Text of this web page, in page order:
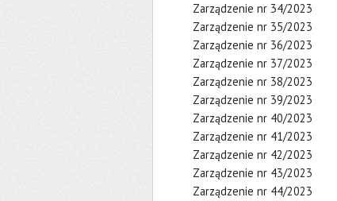
Zarządzenie nr 34/2023
Zarządzenie nr 35/2023
Zarządzenie nr 36/2023
Zarządzenie nr 37/2023
Zarządzenie nr 38/2023
Zarządzenie nr 39/2023
Zarządzenie nr 40/2023
Zarządzenie nr 41/2023
Zarządzenie nr 42/2023
Zarządzenie nr 43/2023
Zarządzenie nr 44/2023